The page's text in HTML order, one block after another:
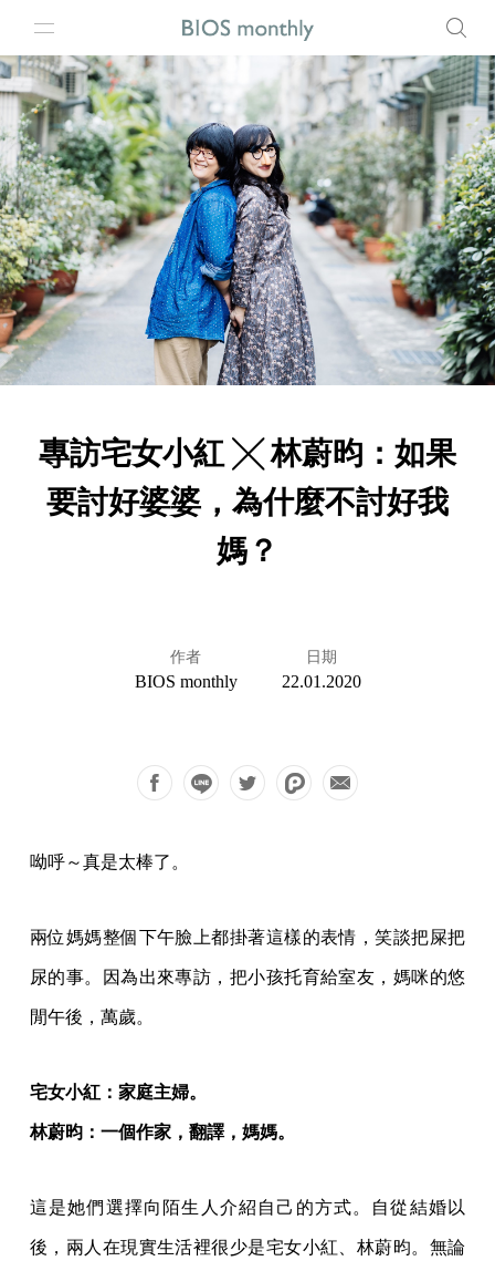
專訪宅女小紅 ╳ 林蔚昀：如果
要討好婆婆，為什麼不討好我
媽？
作者
BIOS monthly
日期
22.01.2020
呦呼～真是太棒了。
兩位媽媽整個下午臉上都掛著這樣的表情，笑談把屎把
尿的事。因為出來專訪，把小孩托育給室友，媽咪的悠
閒午後，萬歲。
宅女小紅：家庭主婦。
林蔚昀：一個作家，翻譯，媽媽。
這是她們選擇向陌生人介紹自己的方式。自從結婚以
後，兩人在現實生活裡很少是宅女小紅、林蔚昀。無論